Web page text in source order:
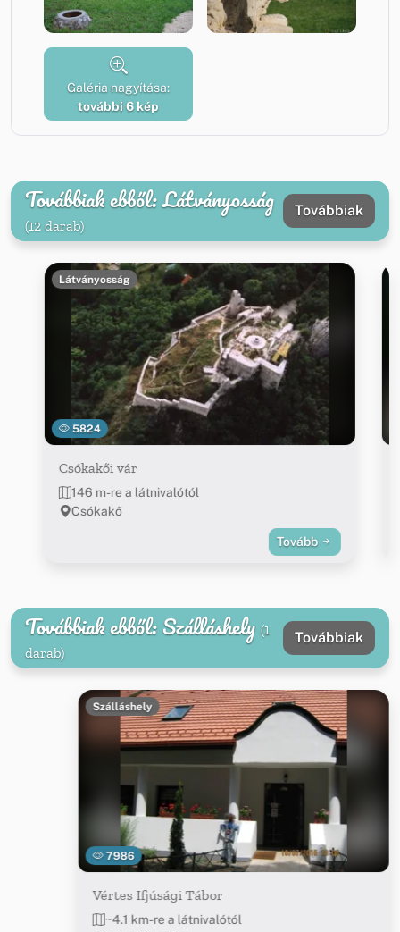
Galéria nagyítása:
további 6 kép
Továbbiak ebből: Látványosság
(12 darab)
Továbbiak
5824
Látványosság
Csókakői vár
146 m-re a látnivalótól
Csókakő
Tovább
Továbbiak ebből: Szálláshely (1
darab)
Továbbiak
7986
Szálláshely
Vértes Ifjúsági Tábor
~4.1 km-re a látnivalótól